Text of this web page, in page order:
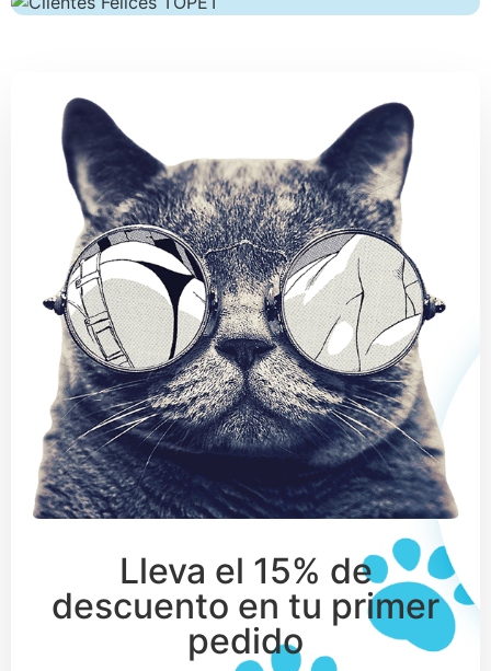
Lleva el 15% de
descuento en tu primer
pedido